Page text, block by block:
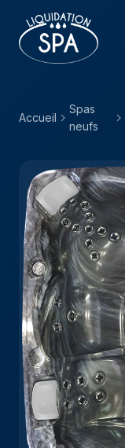
Accueil
Spas
neufs